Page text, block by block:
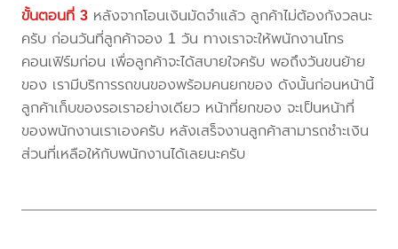
ขั้นตอนที่ 3 หลังจากโอนเงินมัดจำแล้ว ลูกค้าไม่ต้องกังวลนะ
ครับ ก่อนวันที่ลูกค้าจอง 1 วัน ทางเราจะให้พนักงานโทร
คอนเฟิร์มก่อน เพื่อลูกค้าจะได้สบายใจครับ พอถึงวันขนย้าย
ของ เรามีบริการรถขนของพร้อมคนยกของ ดังนั้นก่อนหน้านี้
ลูกค้าเก็บของรอเราอย่างเดียว หน้าที่ยกของ จะเป็นหน้าที่
ของพนักงานเราเองครับ หลังเสร็จงานลูกค้าสามารถชำะเงิน
ส่วนที่เหลือให้กับพนักงานได้เลยนะครับ